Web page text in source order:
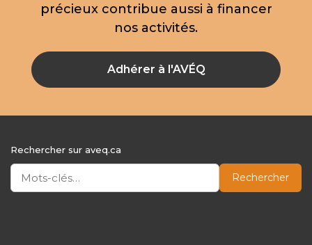
précieux contribue aussi à financer
nos activités.
Adhérer à l'AVÉQ
Rechercher sur aveq.ca
Rechercher